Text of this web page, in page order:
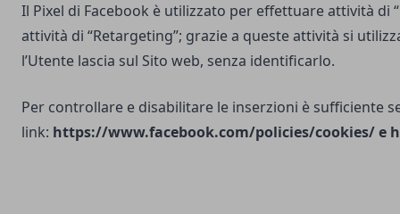
Il Pixel di Facebook è utilizzato per effettuare attività di
attività di “Retargeting”; grazie a queste attività si
l’Utente lascia sul Sito web, senza identificarlo.
Per controllare e disabilitare le inserzioni è sufficiente
link: https://www.facebook.com/policies/cookies/e